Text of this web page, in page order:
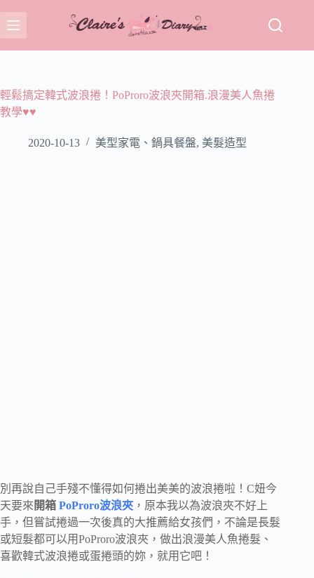
至
主
容
輕鬆搞定韓式波浪捲！PoProro波浪夾開箱.浪漫美人魚捲
教學♥♥
2020-10-13 美型家電、鍋具餐盤, 美髮造型
別再說自己手殘不懂得如何捲出美美的波浪捲啦！C妞今
天要來 開箱 PoProro波浪夾 ，原本我以為波浪夾不好上
手，但嘗試捲過一次後真的大推薦給女孩們，不論是長髮
或短髮都可以用PoProro波浪夾，做出浪漫美人魚捲髮、
喜歡韓式波浪捲或蛋捲頭的妳，就用它吧！